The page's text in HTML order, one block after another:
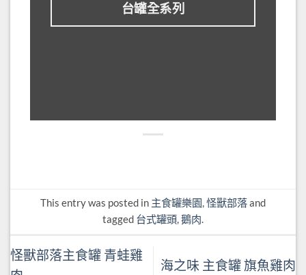
台罐全系列
This entry was posted in 主食罐樂園,怪獸部落and
tagged 台式罐頭,鵝肉.
怪獸部落主食罐 青蛙雞
海之味 主食罐 旗魚雞肉